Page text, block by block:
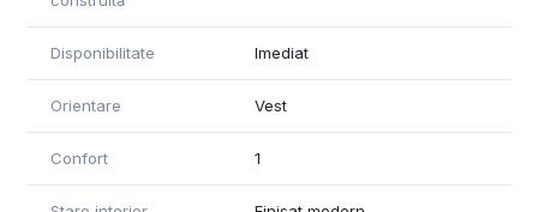
informațiile prezentate."
Disponibilitate Imediat
Orientare Vest
Confort 1